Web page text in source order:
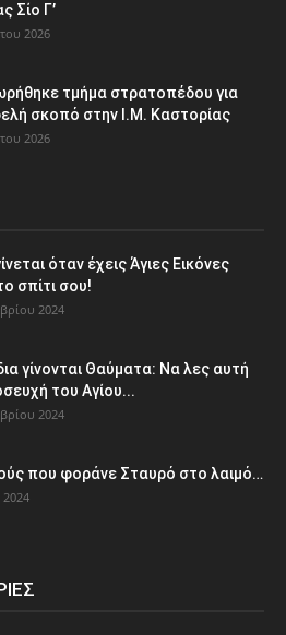
Σίο Γ’
2026
τμήμα στρατοπέδου για
σκοπό στην Ι.Μ. Καστορίας
2026
όταν έχεις Άγιες Εικόνες
σπίτι σου!
2024
γίνονται Θαύματα: Να λες αυτή
του Αγίου...
2024
που φοράνε Σταυρό στο λαιμό…
2024